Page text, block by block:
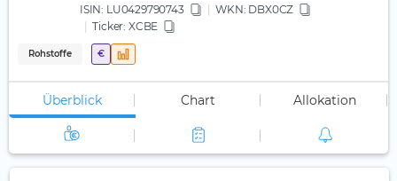
ISIN: LU0429790743 WKN: DBX0CZ
Ticker: XCBE
Rohstoffe €
Überblick Chart Allokation